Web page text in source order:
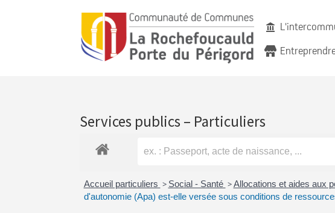
Services publics – Particuliers
Accueil particuliers > Social - Santé > Allocations et aides aux
d'autonomie (Apa) est-elle versée sous conditions de